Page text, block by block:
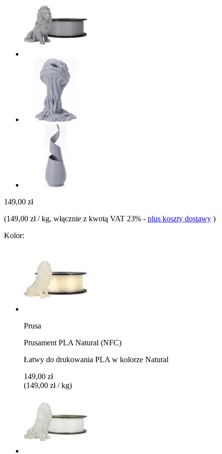
149,00 zł
(149,00 zł / kg, włącznie z kwotą VAT 23% - plus koszty dostawy )
Kolor:
Prusa
Prusament PLA Natural (NFC)
Łatwy do drukowania PLA w kolorze Natural
149,00 zł
(149,00 zł / kg)